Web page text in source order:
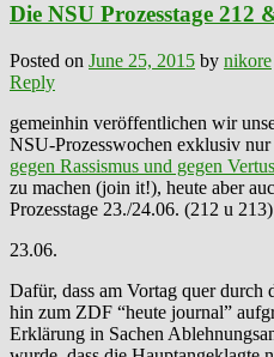
Die NSU Prozesstage
Posted on June 25, 2015 by nikore
Reply
gemeinhin veröffentlichen wir
NSU-Prozesswochen exklusiv
gegen Rassismus und gegen
zu machen (join it!), heute aber
Prozesstage 23./24.06. (212 u
23.06.
Dafür, dass am Vortag quer durch
hin zum ZDF “heute journal”
Erklärung in Sachen